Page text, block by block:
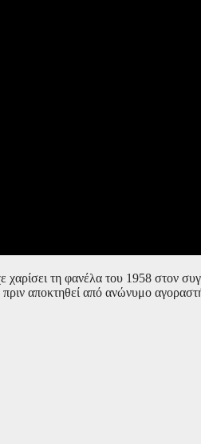
τη φανέλα του 1958 στον
πριν αποκτηθεί από ανώνυμο